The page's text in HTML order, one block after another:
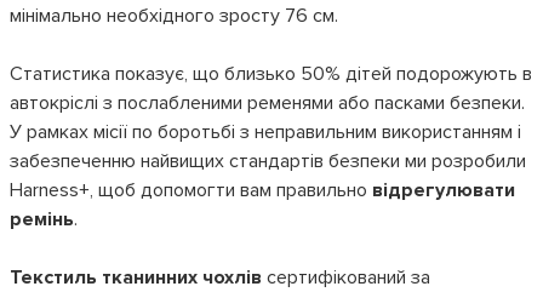
мінімально необхідного зросту 76 см.
Статистика показує, що близько 50% дітей подорожують в
автокріслі з послабленими ременями або пасками безпеки.
У рамках місії по боротьбі з неправильним використанням і
забезпеченню найвищих стандартів безпеки ми розробили
Harness+, щоб допомогти вам правильно відрегулювати
ремінь.
Текстиль тканинних чохлів сертифікований за